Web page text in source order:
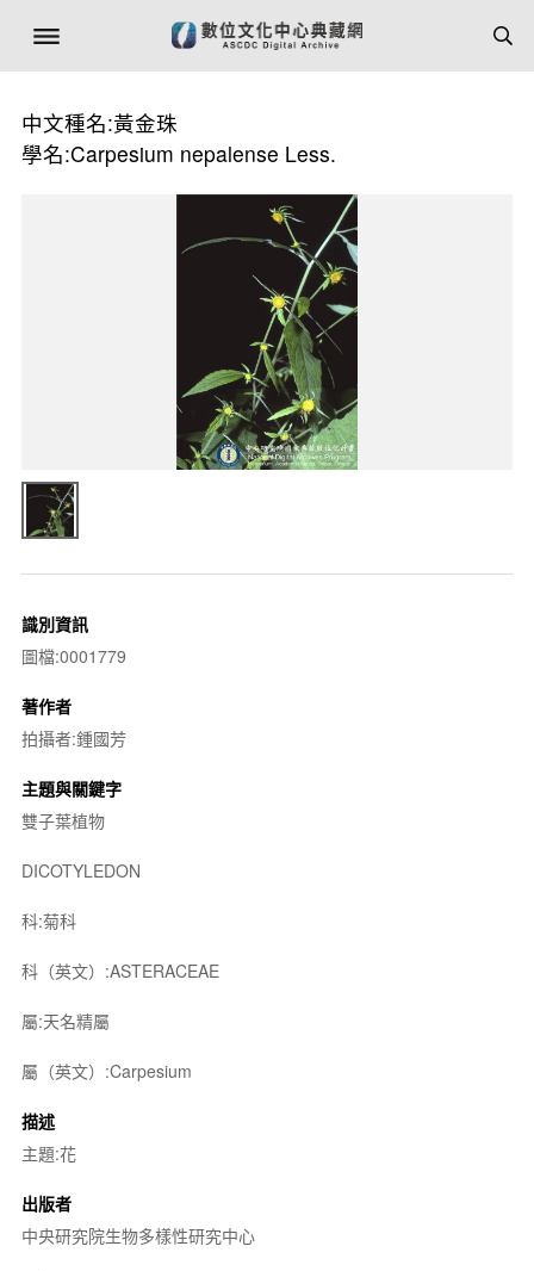
中文種名:黃金珠
學名:Carpesium nepalense Less.
識別資訊
圖檔:0001779
著作者
拍攝者:鍾國芳
主題與關鍵字
雙子葉植物
DICOTYLEDON
科:菊科
科（英文）:ASTERACEAE
屬:天名精屬
屬（英文）:Carpesium
描述
主題:花
出版者
中央研究院生物多樣性研究中心